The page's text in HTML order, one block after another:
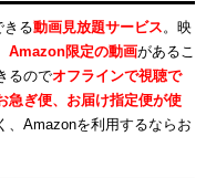
きる動画見放題サービス 。映
Amazon限定の動画があるこ
るのでオフラインで視聴で
ぎ便、お届け指定便が使
、Amazonを利用するならお